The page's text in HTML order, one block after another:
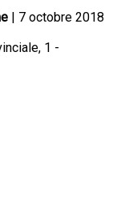
| 7 octobre 2018
1 -